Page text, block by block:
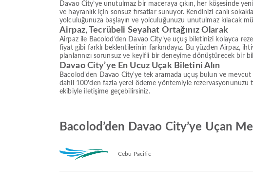
Davao City’ye unutulmaz bir maceraya çıkın, her köşesinde
ve hayranlık için sonsuz fırsatlar sunuyor. Kendinizi canlı
yolculuğunuza başlayın ve yolculuğunuzu unutulmaz kılacak
Airpaz, Tecrübeli Seyahat Ortağınız Olarak
Airpaz ile Bacolod’den Davao City’ye uçuş biletinizi kolayca
fiyat gibi farklı beklentilerinin farkındayız. Bu yüzden Airpaz,
planlarınızı sorunsuz ve keyifli bir deneyime dönüştürecek bir
Davao City’ye En Ucuz Uçak Biletini Alın
Bacolod'den Davao City'ye tek aramada uçuş bulun ve mevcut
dahil 100'den fazla yerel ödeme yöntemiyle rezervasyonunuzu
ekibiyle iletişime geçebilirsiniz.
Bacolod’den Davao City’ye Uçan
Cebu Pacific